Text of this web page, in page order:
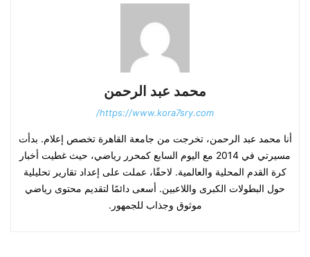
محمد عبد الرحمن
https://www.kora7sry.com/
أنا محمد عبد الرحمن، تخرجت من جامعة القاهرة تخصص إعلام. بدأت
مسيرتي في 2014 مع اليوم السابع كمحرر رياضي، حيث غطيت أخبار
كرة القدم المحلية والعالمية. لاحقًا، عملت على إعداد تقارير تحليلية
حول البطولات الكبرى واللاعبين. أسعى دائمًا لتقديم محتوى رياضي
موثوق وجذاب للجمهور.